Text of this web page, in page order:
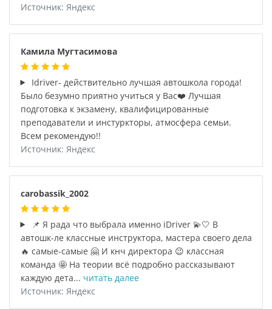
Источник: Яндекс
Камила Мугтасимова
Idriver- действительно лучшая автошкола города!
Было безумно приятно учиться у Вас❤️ Лучшая
подготовка к экзамену, квалифицированные
преподаватели и инстуркторы, атмосфера семьи.
Всем рекомендую!!
Источник: Яндекс
carobassik_2002
📌 Я рада что выбрала именно iDriver 💫🤍 В
автошк-ле классные инструктора, мастера своего дела
🔥 самые-самые 🤗 И кнч директора 😉 классная
команда 🤩 На теории всё подробно рассказывают
каждую дета... читать далее
Источник: Яндекс